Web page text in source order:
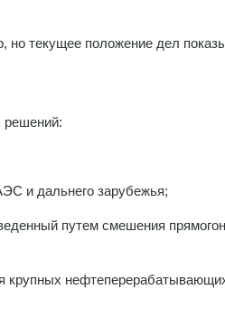
но текущее положение дел
решений:
и дальнего зарубежья;
путем смешения
крупных